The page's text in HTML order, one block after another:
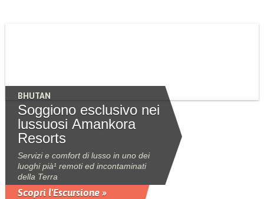
BHUTAN
Soggiono esclusivo nei
lussuosi Amankora
Resorts
Servizi e comfort di lusso in uno dei
luoghi pià¹ remoti ed incontaminati
della Terra
Scopri l'Escursione »